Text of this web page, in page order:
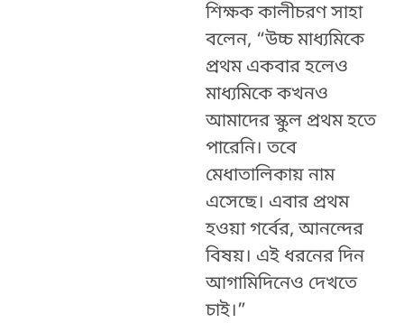
শিক্ষক কালীচরণ সাহা
বলেন, “উচ্চ মাধ্যমিকে
প্রথম একবার হলেও
মাধ্যমিকে কখনও
আমাদের স্কুল প্রথম হতে
পারেনি। তবে
মেধাতালিকায় নাম
এসেছে। এবার প্রথম
হওয়া গর্বের, আনন্দের
বিষয়। এই ধরনের দিন
আগামিদিনেও দেখতে
চাই।”